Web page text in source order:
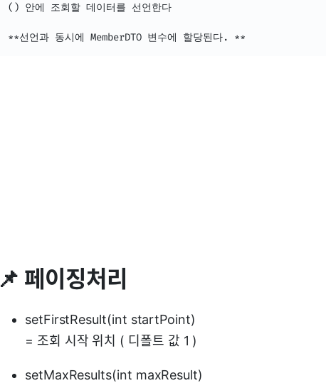
() 안에 조회할 데이터를 선언한다
**선언과 동시에 MemberDTO 변수에 할당된다. **
📌 페이징처리
setFirstResult(int startPoint)
= 조회 시작 위치 ( 디폴트 값 1 )
setMaxResults(int maxResult)